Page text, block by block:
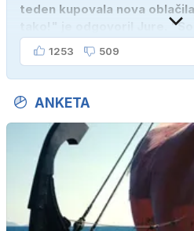
teden kupovala nova
tako!" je odgovoril Jure.
kupiti novega sina, tako sem
1253 509
ANKETA